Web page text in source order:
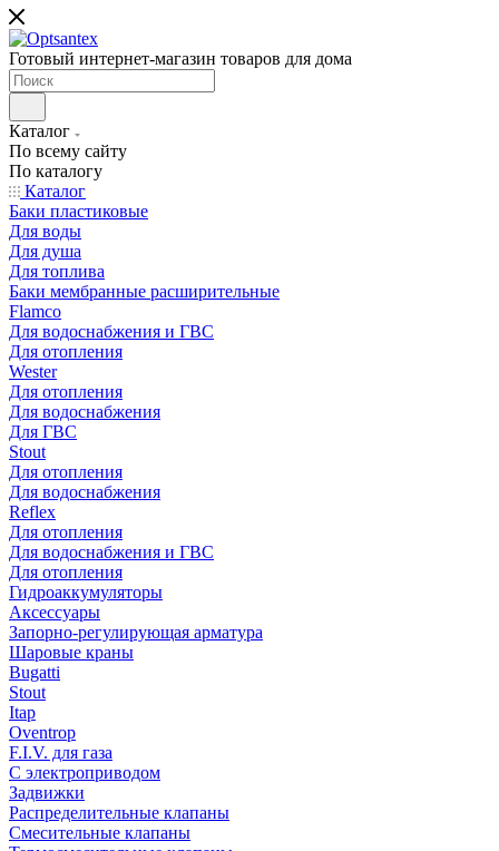
Готовый интернет-магазин товаров для дома
Каталог
По всему сайту
По каталогу
Каталог
Баки пластиковые
Для воды
Для душа
Для топлива
Баки мембранные расширительные
Flamco
Для водоснабжения и ГВС
Для отопления
Wester
Для отопления
Для водоснабжения
Для ГВС
Stout
Для отопления
Для водоснабжения
Reflex
Для отопления
Для водоснабжения и ГВС
Для отопления
Гидроаккумуляторы
Аксессуары
Запорно-регулирующая арматура
Шаровые краны
Bugatti
Stout
Itap
Oventrop
F.I.V. для газа
С электроприводом
Задвижки
Распределительные клапаны
Cмесительные клапаны